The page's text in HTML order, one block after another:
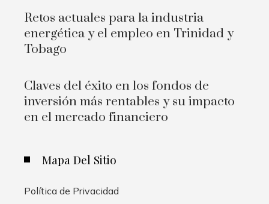
Retos actuales para la industria
energética y el empleo en Trinidad y
Tobago
Claves del éxito en los fondos de
inversión más rentables y su impacto
en el mercado financiero
Mapa Del Sitio
Política de Privacidad